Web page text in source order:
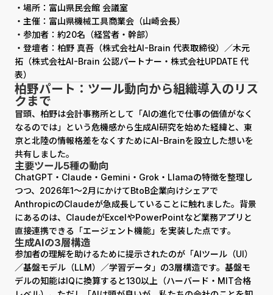
・場所：富山県民会館 会議室
・主催：富山県機械工具商業会（山崎会長）
・参加者：約20名（経営者・幹部）
・登壇者：柏野 真吾（株式会社AI-Brain 代表取締役）／木元
拓（株式会社AI-Brain 公認パートナー・株式会社UPDATE 代
表）
柏野パート：ツール動向から組織導入のリス
クまで
冒頭、柏野は会計事務所として「AIの進化で仕事の価値がなく
なるのでは」という危機感から生成AI研究を始めた経緯と、東
京と北陸の情報格差をなくすためにAI-Brainを設立した想いを
共有しました。
主要ツール5種の動向
ChatGPT・Claude・Gemini・Grok・Llamaの特徴を整理し
つつ、2026年1〜2月にかけてBtoB企業向けシェアで
AnthropicのClaudeが急成長していることに触れました。背景
にあるのは、ClaudeがExcelやPowerPointなど業務アプリと
直接連携できる「エージェント機能」を実装した点です。
生成AIの3層構造
参加者の理解を助けるために提示されたのが「AIツール（UI）
／基盤モデル（LLM）／学習データ」の3層構造です。基盤モ
デルの知能はIQに換算すると130以上（ハーバード・MIT合格